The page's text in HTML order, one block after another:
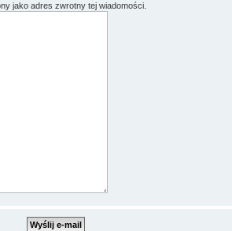
jako adres zwrotny tej wiadomości.